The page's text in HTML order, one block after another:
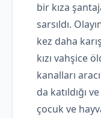
bir kıza
sarsıldı.
kez daha
kızı vahşice
kanalları
da katıldığı
çocuk ve